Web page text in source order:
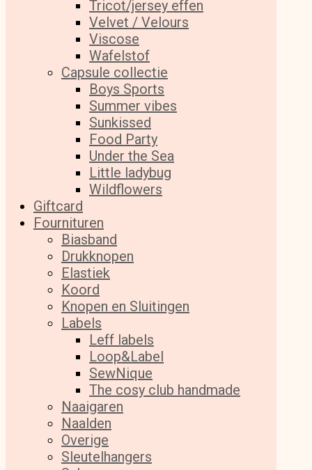
Tricot/jersey effen
Velvet / Velours
Viscose
Wafelstof
Capsule collectie
Boys Sports
Summer vibes
Sunkissed
Food Party
Under the Sea
Little ladybug
Wildflowers
Giftcard
Fournituren
Biasband
Drukknopen
Elastiek
Koord
Knopen en Sluitingen
Labels
Leff labels
Loop&Label
SewNique
The cosy club handmade
Naaigaren
Naalden
Overige
Sleutelhangers